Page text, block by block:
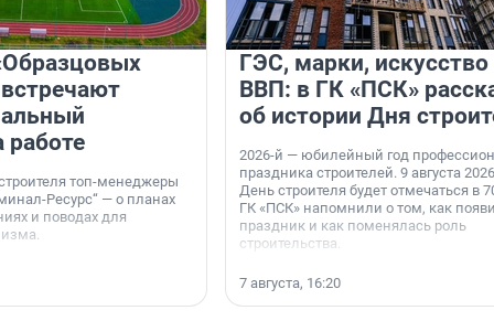
работе
топ-менеджеры
Ресурс“ — о планах
и поводах для
ГЭС, марки, искусство
ВВП: в ГК «ПСК»
об истории Дня
2026-й — юбилейный год
праздника строителей. 9 августа
День строителя будет отмечаться в
ГК «ПСК» напомнили о том, как
праздник и как поменялась роль
строительства.
7 августа, 16:20